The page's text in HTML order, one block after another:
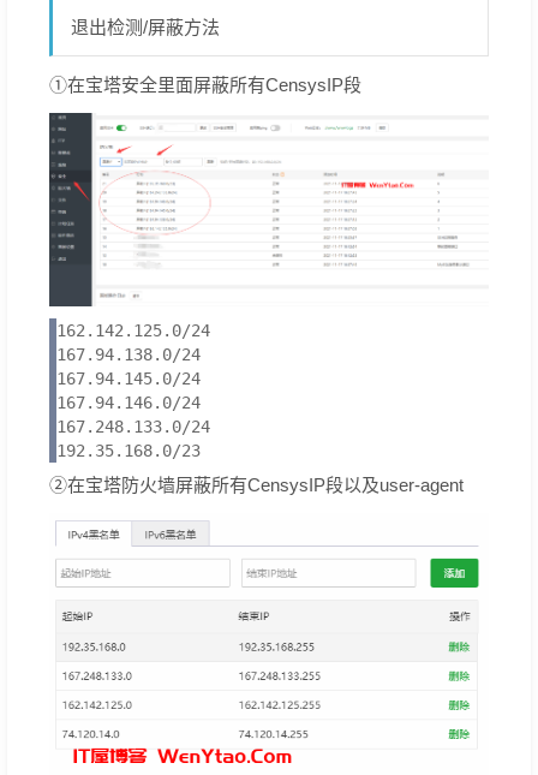
退出检测/屏蔽方法
①在宝塔安全里面屏蔽所有CensysIP段
162.142.125.0/24
167.94.138.0/24
167.94.145.0/24
167.94.146.0/24
167.248.133.0/24
192.35.168.0/23
②在宝塔防火墙屏蔽所有CensysIP段以及user-agent